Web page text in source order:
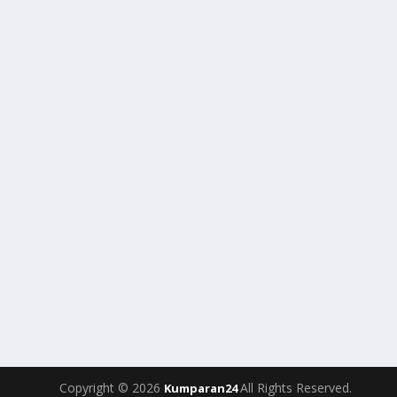
Copyright © 2026 Kumparan24All Rights Reserved.